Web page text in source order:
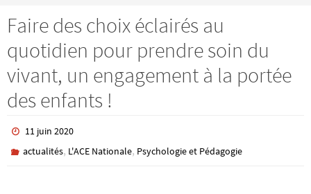
Faire des choix éclairés au
quotidien pour prendre soin du
vivant, un engagement à la portée
des enfants !
11 juin 2020
actualités, L'ACE Nationale, Psychologie et Pédagogie